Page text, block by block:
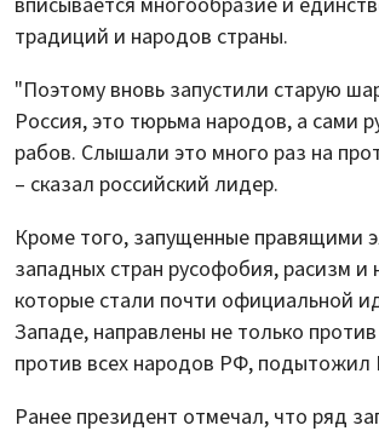
традиций и народов страны.
"Поэтому вновь запустили старую
Россия, это тюрьма народов, а сами
рабов. Слышали это много раз на
– сказал российский лидер.
Кроме того, запущенные правящими
западных стран русофобия, расизм и
которые стали почти официальной
Западе, направлены не только против
против всех народов РФ, подытожил
Ранее президент отмечал, что ряд